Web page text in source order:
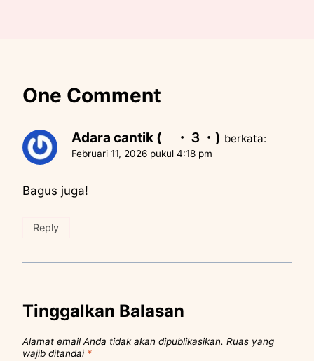
One Comment
Adara cantik ( ・３・) berkata:
Februari 11, 2026 pukul 4:18 pm
Bagus juga!
Reply
Tinggalkan Balasan
Alamat email Anda tidak akan dipublikasikan. Ruas yang
wajib ditandai *